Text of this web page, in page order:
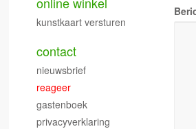
kunstkaart versturen
contact
nieuwsbrief
reageer
gastenboek
privacyverklaring